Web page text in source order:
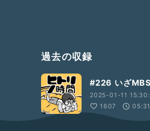
過去の収録
#226 いざ
2025-01-11
1607
05:31